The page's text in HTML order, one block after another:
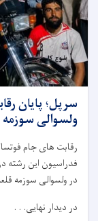
ولسوالی سوزمه
فدراسیون این رشته
در ولسوالی سوزمه
در دیدار نهایی. . .